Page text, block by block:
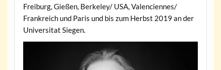
Freiburg, Gießen, Berkeley/ USA, Valenciennes/
Frankreich und Paris und bis zum Herbst 2019 an der
Universitat Siegen.